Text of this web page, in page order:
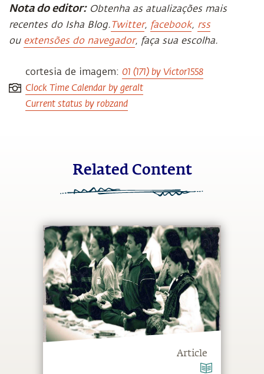
Nota do editor:Obtenha as atualizações mais
recentes do Isha Blog.Twitter, facebook, rss
ou extensões do navegador, faça sua escolha.
cortesia de imagem: 01 (171) by Victor1558
Clock Time Calendar by geralt
Current status by robzand
Related Content
Article